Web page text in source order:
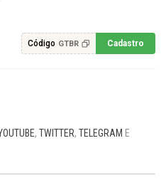
Código GTBR Cadastro
, TWITTER, TELEGRAM E